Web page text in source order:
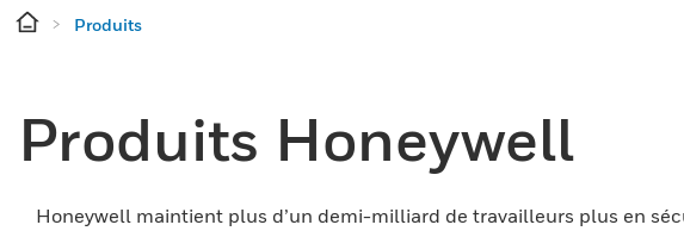
Produits
Produits Honeywell
Honeywell maintient plus d’un demi-milliard de travailleurs plus en